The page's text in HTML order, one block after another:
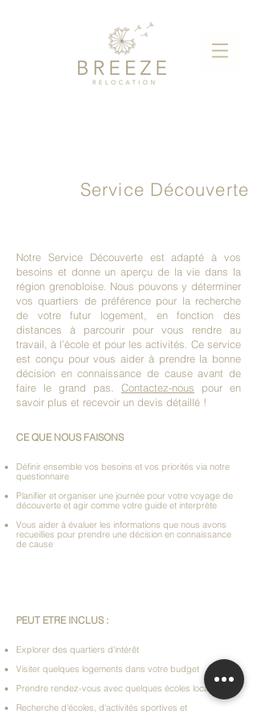
CE QUE NOUS FAISONS
Définir ensemble vos besoins et vos priorités via notre
questionnaire
Planifier et organiser une journée pour votre voyage de
découverte et agir comme votre guide et interprète
Vous aider à évaluer les informations que nous avons
recueillies pour prendre une décision en connaissance
de cause
PEUT ETRE INCLUS :
Explorer des quartiers d'intérêt
Visiter quelques logements dans votre budget
Prendre rendez-vous avec quelques écoles locales
Recherche d'écoles, d'activités sportives et
Service Découverte
Notre Service Découverte est adapté à vos
besoins et donne un aperçu de la vie dans la
région grenobloise. Nous pouvons y déterminer
vos quartiers de préférence pour la recherche
de votre futur logement, en fonction des
distances à parcourir pour vous rendre au
travail, à l’école et pour les activités. Ce service
est conçu pour vous aider à prendre la bonne
décision en connaissance de cause avant de
faire le grand pas. Contactez-nous pour en
savoir plus et recevoir un devis détaillé !